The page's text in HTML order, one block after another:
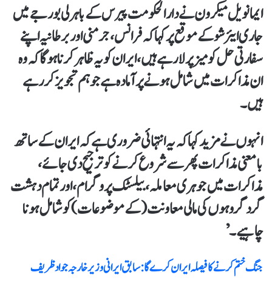
ایمانویل میکرون نے دارالحکومت پیرس کے باہر لی بورجے میں
جاری ایئر شو کے موقع پر کہا کہ فرانس، جرمنی اور برطانیہ اپنے
سفارتی حل کو میز پر لا رہے ہیں، ایران کو یہ ظاہر کرنا ہوگا کہ وہ
ان مذاکرات میں شامل ہونے پر آمادہ ہے جو ہم تجویز کررہے
ہیں۔
انہوں نے مزید کہا کہ یہ انتہائی ضروری ہے کہ ایران کے ساتھ
بامعنی مذاکرات پھر سےشروع کرنے کو ترجیح دی جائے،
مذاکرات میں جوہری معاملہ، بیلسٹک پروگرام، اور تمام دہشت
گرد گروہوں کی مالی معاونت ( کے موضوعات ) کو شامل ہونا
چاہیے۔ ’
جنگ ختم کرنے کا فیصلہ ایران کرے گا : سابق ایرانی وزیر خارجہ جواد ظریف